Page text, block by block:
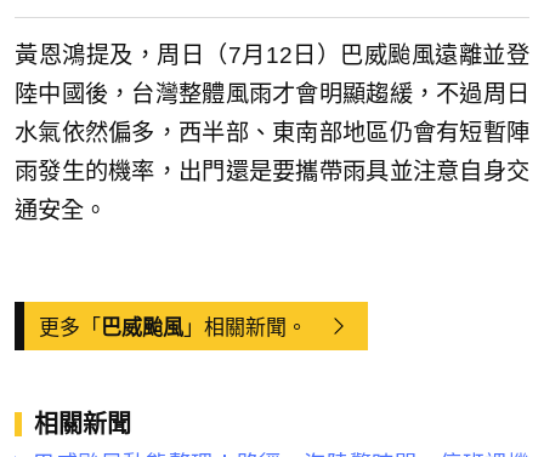
黃恩鴻提及，周日（7月12日）巴威颱風遠離並登
陸中國後，台灣整體風雨才會明顯趨緩，不過周日
水氣依然偏多，西半部、東南部地區仍會有短暫陣
雨發生的機率，出門還是要攜帶雨具並注意自身交
通安全。
更多「巴威颱風」相關新聞。
相關新聞